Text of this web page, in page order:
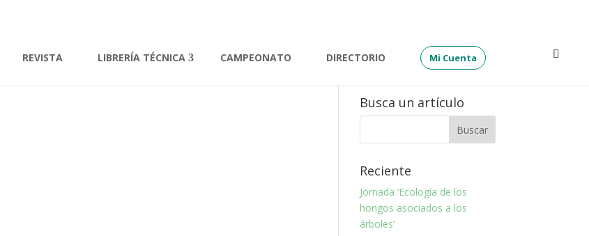
REVISTA LIBRERÍA TÉCNICA CAMPEONATO DIRECTORIO Mi Cuenta
Busca un artículo
Reciente
Jornada ‘Ecología de los
hongos asociados a los
árboles’